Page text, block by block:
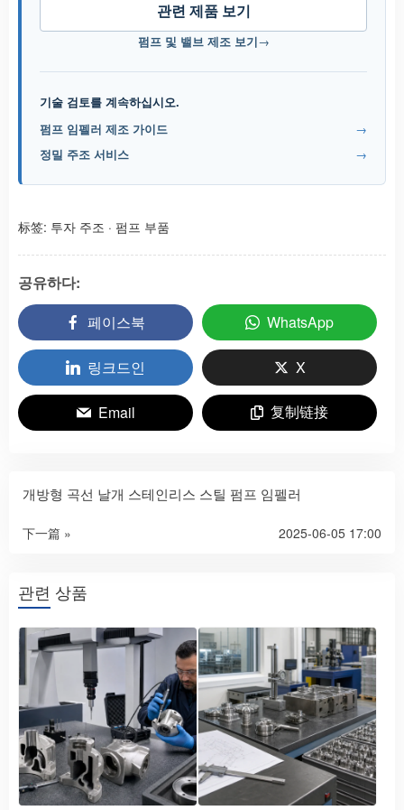
관련 제품 보기
펌프 및 밸브 제조 보기→
기술 검토를 계속하십시오.
펌프 임펠러 제조 가이드
→
정밀 주조 서비스
→
标签: 투자 주조 · 펌프 부품
공유하다:
페이스북
WhatsApp
링크드인 X
Email 复制链接
개방형 곡선 날개 스테인리스 스틸 펌프 임펠러
下一篇 » 2025-06-05 17:00
관련 상품